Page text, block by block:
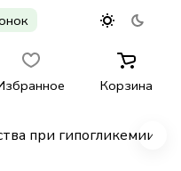
Корзина
при гипогликемии